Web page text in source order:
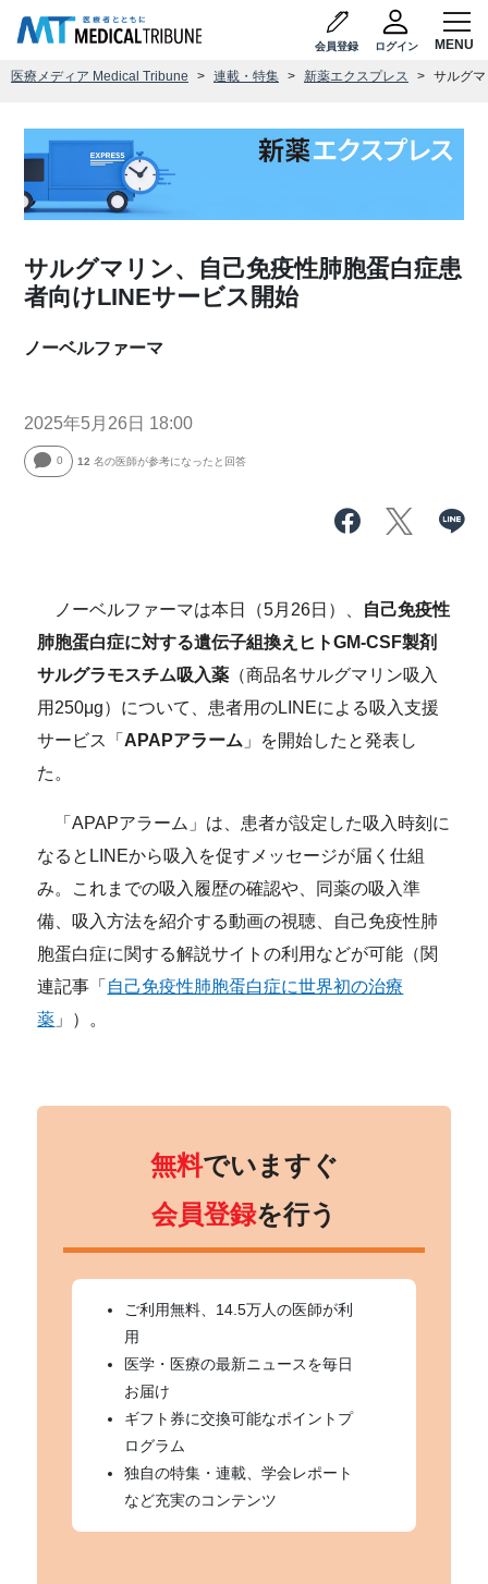
会員登録 ログイン
医療メディア Medical Tribune 連載・特集 新薬エクスプレス サルグ
サルグマリン、自己免疫性肺胞蛋白症患
者向けLINEサービス開始
ノーベルファーマ
2025年5月26日 18:00
0 12 名の医師が参考になったと回答
ノーベルファーマは本日（5月26日）、 自己免疫性
肺胞蛋白症に対する遺伝子組換えヒトGM-CSF製剤
サルグラモスチム吸入薬 （商品名サルグマリン吸入
用250μg）について、患者用のLINEによる吸入支援
サービス「 APAPアラーム 」を開始したと発表し
た。
「APAPアラーム」は、患者が設定した吸入時刻に
なるとLINEから吸入を促すメッセージが届く仕組
み。これまでの吸入履歴の確認や、同薬の吸入準
備、吸入方法を紹介する動画の視聴、自己免疫性肺
胞蛋白症に関する解説サイトの利用などが可能（関
連記事「 自己免疫性肺胞蛋白症に世界初の治療
薬 」）。
無料でいますぐ
会員登録を行う
ご利用無料、14.5万人の医師が利
用
医学・医療の最新ニュースを毎日
お届け
ギフト券に交換可能なポイントプ
ログラム
独自の特集・連載、学会レポート
など充実のコンテンツ